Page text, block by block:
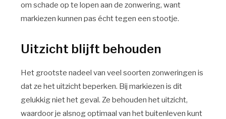
om schade op te lopen aan de zonwering, want
markiezen kunnen pas écht tegen een stootje.
Uitzicht blijft behouden
Het grootste nadeel van veel soorten zonweringen is
dat ze het uitzicht beperken. Bij markiezen is dit
gelukkig niet het geval. Ze behouden het uitzicht,
waardoor je alsnog optimaal van het buitenleven kunt